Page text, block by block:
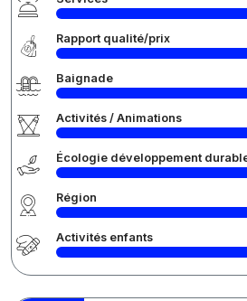
Rapport qualité/prix
Baignade
Activités / Animations
Écologie développement
Région
Activités enfants